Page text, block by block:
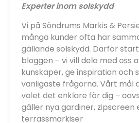
Experter inom solskydd
Vi på Söndrums Markis &
många kunder ofta har
gällande solskydd. Därför
bloggen – vi vill dela med oss
kunskaper, ge inspiration och
vanligaste frågorna. Vårt mål
valet det enklare för dig –
gäller nya gardiner, zipscreen
terrassmarkiser